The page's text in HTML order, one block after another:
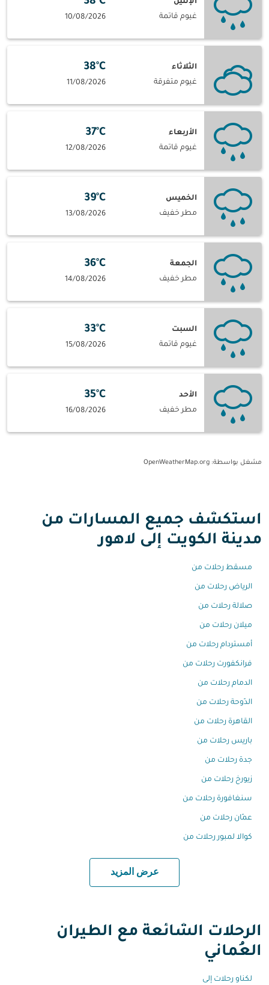
غيوم قاتمة
10/08/2026
الثلاثاء
غيوم متفرقة
38°C
11/08/2026
الأربعاء
غيوم قاتمة
37°C
12/08/2026
الخميس
مطر خفيف
39°C
13/08/2026
الجمعة
مطر خفيف
36°C
14/08/2026
السبت
غيوم قاتمة
33°C
15/08/2026
الأحد
مطر خفيف
35°C
16/08/2026
مشغل بواسطة: OpenWeatherMap.org
استكشف جميع المسارات من
مدينة الكويت إلى لاهور
مسقط رحلات من
الرياض رحلات من
صلالة رحلات من
ميلان رحلات من
أمستردام رحلات من
فرانكفورت رحلات من
الدمام رحلات من
الدّوحة رحلات من
القاهرة رحلات من
باريس رحلات من
جدة رحلات من
زيورخ رحلات من
سنغافورة رحلات من
عمّان رحلات من
كوالا لمبور رحلات من
عرض المزيد
الرحلات الشائعة مع الطيران
العُماني
لكناو رحلات إلى